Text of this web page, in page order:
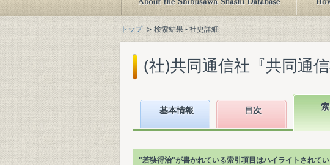
トップ 検索結果 - 社史詳細
(社)共同通信社『共同通
基本情報 目次
"若狭得治"が書かれている索引項目はハイライトされてい